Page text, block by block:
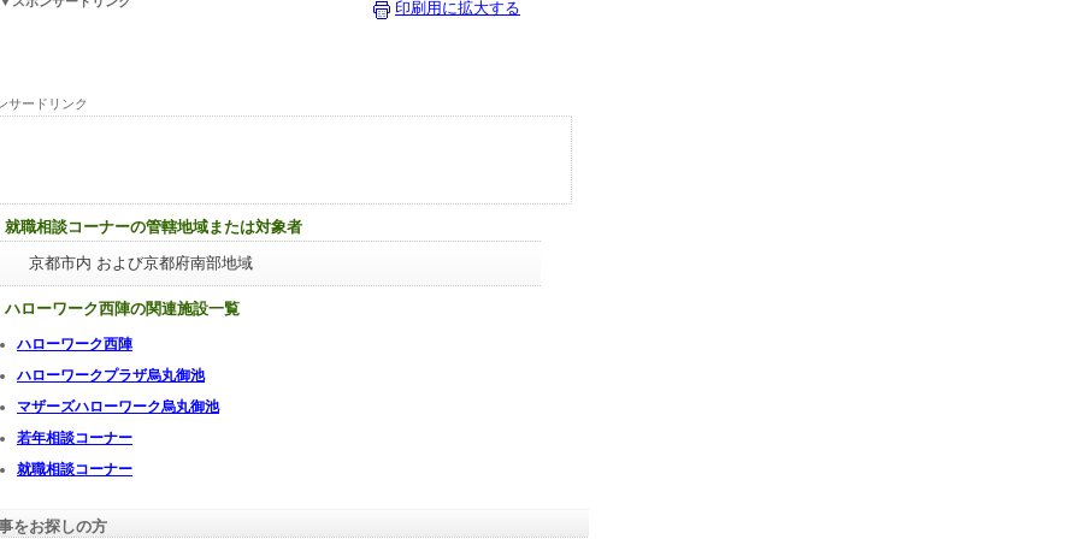
印刷用に拡大する
サードリンク
就職相談コーナーの管轄地域または対象者
京都市内 および京都府南部地域
ハローワーク西陣の関連施設一覧
ハローワーク西陣
ハローワークプラザ烏丸御池
マザーズハローワーク烏丸御池
若年相談コーナー
就職相談コーナー
をお探しの方